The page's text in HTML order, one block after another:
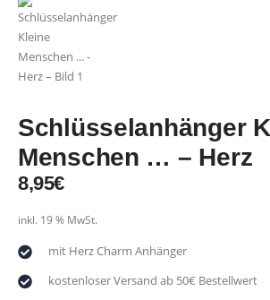
Schlüsselanhänger
Menschen … – Herz
8,95€
inkl. 19 % MwSt.
mit Herz Charm Anhänger
kostenloser Versand ab 50€ Bestellwert